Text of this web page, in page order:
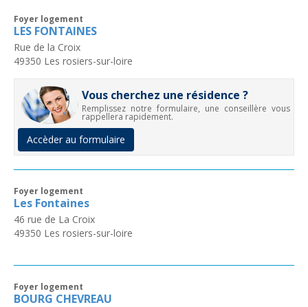
Foyer logement
LES FONTAINES
Rue de la Croix
49350 Les rosiers-sur-loire
Vous cherchez une résidence ?
Remplissez notre formulaire, une conseillère vous
rappellera rapidement.
Accèder au formulaire
Foyer logement
Les Fontaines
46 rue de La Croix
49350 Les rosiers-sur-loire
Foyer logement
BOURG CHEVREAU